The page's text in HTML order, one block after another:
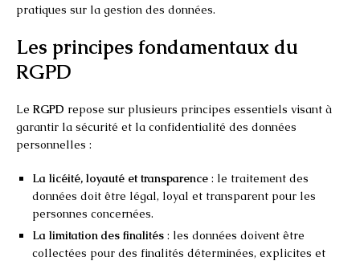
pratiques sur la gestion des données.
Les principes fondamentaux du
RGPD
Le RGPD repose sur plusieurs principes essentiels visant à
garantir la sécurité et la confidentialité des données
personnelles :
La licéité, loyauté et transparence : le traitement des
données doit être légal, loyal et transparent pour les
personnes concernées.
La limitation des finalités : les données doivent être
collectées pour des finalités déterminées, explicites et